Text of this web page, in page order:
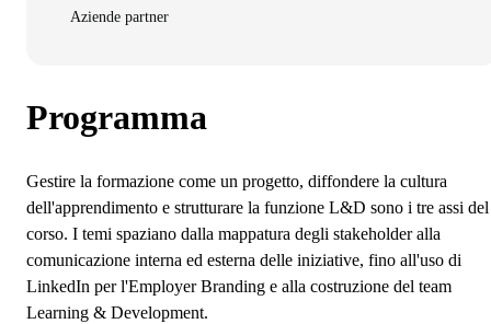
Aziende partner
Programma
Gestire la formazione come un progetto, diffondere la cultura
dell'apprendimento e strutturare la funzione L&D sono i tre assi del
corso. I temi spaziano dalla mappatura degli stakeholder alla
comunicazione interna ed esterna delle iniziative, fino all'uso di
LinkedIn per l'Employer Branding e alla costruzione del team
Learning & Development.